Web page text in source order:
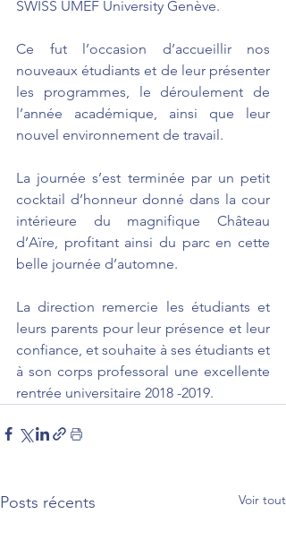
SWISS UMEF University Genève.
Ce fut l’occasion d’accueillir nos
nouveaux étudiants et de leur présenter
les programmes, le déroulement de
l’année académique, ainsi que leur
nouvel environnement de travail.
La journée s’est terminée par un petit
cocktail d’honneur donné dans la cour
intérieure du magnifique Château
d’Aïre, profitant ainsi du parc en cette
belle journée d’automne.
La direction remercie les étudiants et
leurs parents pour leur présence et leur
confiance, et souhaite à ses étudiants et
à son corps professoral une excellente
rentrée universitaire 2018 -2019.
Posts récents Voir tout